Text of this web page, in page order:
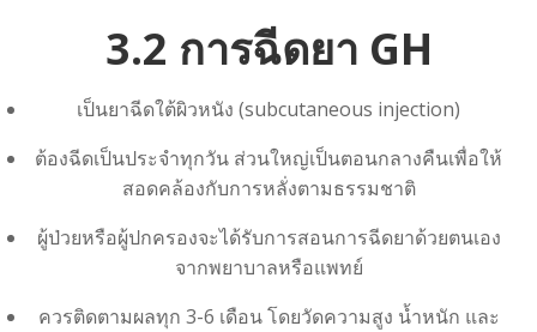
3.2 การฉีดยา GH
เป็นยาฉีดใต้ผิวหนัง (subcutaneous injection)
ต้องฉีดเป็นประจำทุกวัน ส่วนใหญ่เป็นตอนกลางคืนเพื่อให้
สอดคล้องกับการหลั่งตามธรรมชาติ
ผู้ป่วยหรือผู้ปกครองจะได้รับการสอนการฉีดยาด้วยตนเอง
จากพยาบาลหรือแพทย์
ควรติดตามผลทุก 3-6 เดือน โดยวัดความสูง น้ำหนัก และ